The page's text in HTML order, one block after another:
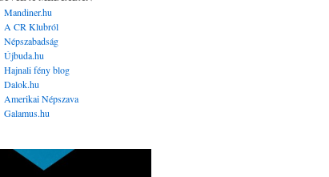
Mandiner.hu
A CR Klubról
Népszabadság
Újbuda.hu
Hajnali fény blog
Dalok.hu
Amerikai Népszava
Galamus.hu